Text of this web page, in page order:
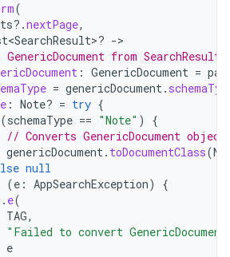
(
?.nextPage,
-
from SearchResult.
: GenericDocument =
= genericDocument.
: Note? = try {
(schemaType == "Note" )
{
// Converts GenericDocument
genericDocument. toDocumentClass(
null
(e : AppSearchException)
{
. e(
TAG,
"Failed to convert
e